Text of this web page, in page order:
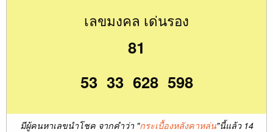
เลขมงคล เด่นรอง
81
53 33 628 598
มีผู้คนหาเลขนำโชค จากคำว่า "กระเบื้องหลังคาหล่น"นี้แล้ว 14